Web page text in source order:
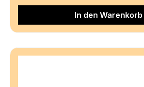
In den Warenkorb